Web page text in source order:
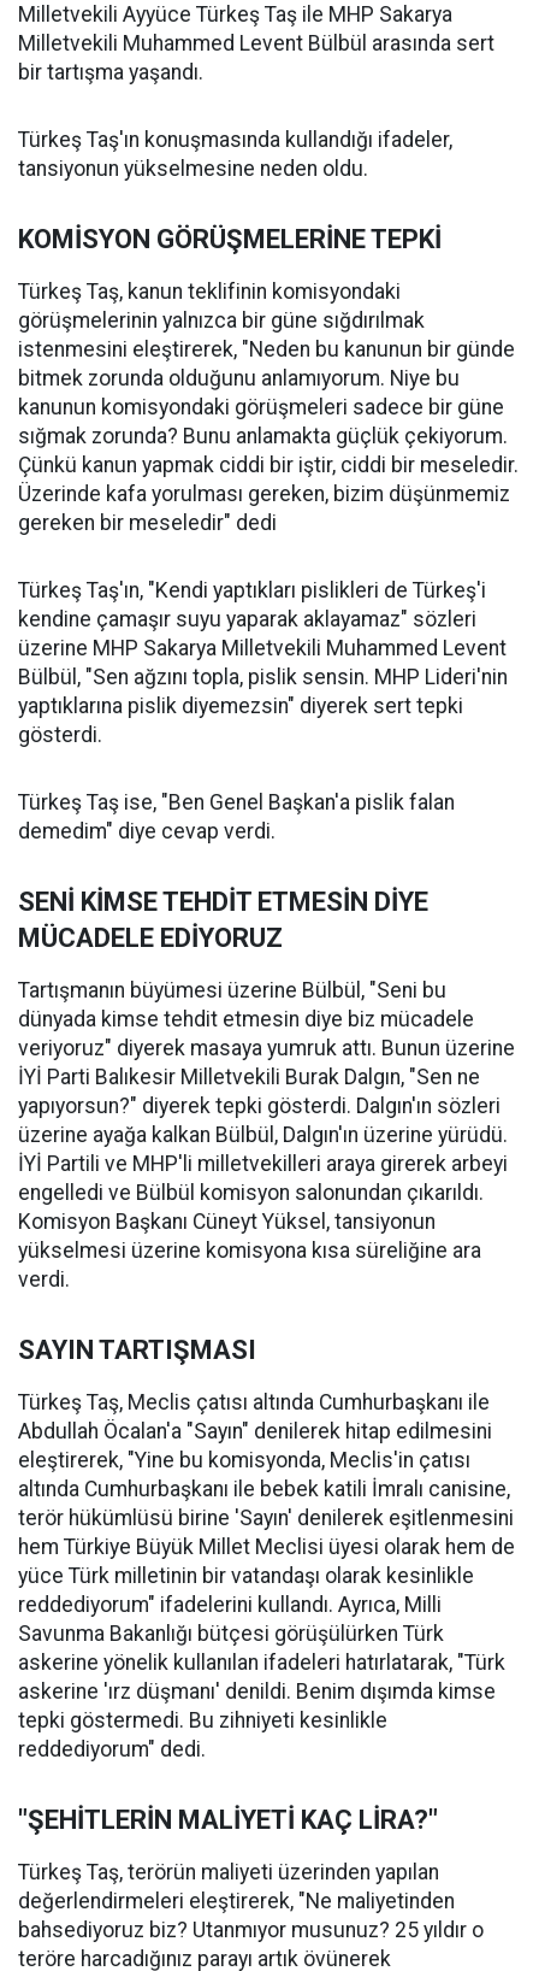
Milletvekili Ayyüce Türkeş Taş ile MHP Sakarya
Milletvekili Muhammed Levent Bülbül arasında sert
bir tartışma yaşandı.
Türkeş Taş'ın konuşmasında kullandığı ifadeler,
tansiyonun yükselmesine neden oldu.
KOMİSYON GÖRÜŞMELERİNE TEPKİ
Türkeş Taş, kanun teklifinin komisyondaki
görüşmelerinin yalnızca bir güne sığdırılmak
istenmesini eleştirerek, "Neden bu kanunun bir günde
bitmek zorunda olduğunu anlamıyorum. Niye bu
kanunun komisyondaki görüşmeleri sadece bir güne
sığmak zorunda? Bunu anlamakta güçlük çekiyorum.
Çünkü kanun yapmak ciddi bir iştir, ciddi bir meseledir.
Üzerinde kafa yorulması gereken, bizim düşünmemiz
gereken bir meseledir" dedi
Türkeş Taş'ın, "Kendi yaptıkları pislikleri de Türkeş'i
kendine çamaşır suyu yaparak aklayamaz" sözleri
üzerine MHP Sakarya Milletvekili Muhammed Levent
Bülbül, "Sen ağzını topla, pislik sensin. MHP Lideri'nin
yaptıklarına pislik diyemezsin" diyerek sert tepki
gösterdi.
Türkeş Taş ise, "Ben Genel Başkan'a pislik falan
demedim" diye cevap verdi.
SENİ KİMSE TEHDİT ETMESİN DİYE
MÜCADELE EDİYORUZ
Tartışmanın büyümesi üzerine Bülbül, "Seni bu
dünyada kimse tehdit etmesin diye biz mücadele
veriyoruz" diyerek masaya yumruk attı. Bunun üzerine
İYİ Parti Balıkesir Milletvekili Burak Dalgın, "Sen ne
yapıyorsun?" diyerek tepki gösterdi. Dalgın'ın sözleri
üzerine ayağa kalkan Bülbül, Dalgın'ın üzerine yürüdü.
İYİ Partili ve MHP'li milletvekilleri araya girerek arbeyi
engelledi ve Bülbül komisyon salonundan çıkarıldı.
Komisyon Başkanı Cüneyt Yüksel, tansiyonun
yükselmesi üzerine komisyona kısa süreliğine ara
verdi.
SAYIN TARTIŞMASI
Türkeş Taş, Meclis çatısı altında Cumhurbaşkanı ile
Abdullah Öcalan'a "Sayın" denilerek hitap edilmesini
eleştirerek, "Yine bu komisyonda, Meclis'in çatısı
altında Cumhurbaşkanı ile bebek katili İmralı canisine,
terör hükümlüsü birine 'Sayın' denilerek eşitlenmesini
hem Türkiye Büyük Millet Meclisi üyesi olarak hem de
yüce Türk milletinin bir vatandaşı olarak kesinlikle
reddediyorum" ifadelerini kullandı. Ayrıca, Milli
Savunma Bakanlığı bütçesi görüşülürken Türk
askerine yönelik kullanılan ifadeleri hatırlatarak, "Türk
askerine 'ırz düşmanı' denildi. Benim dışımda kimse
tepki göstermedi. Bu zihniyeti kesinlikle
reddediyorum" dedi.
"ŞEHİTLERİN MALİYETİ KAÇ LİRA?"
Türkeş Taş, terörün maliyeti üzerinden yapılan
değerlendirmeleri eleştirerek, "Ne maliyetinden
bahsediyoruz biz? Utanmıyor musunuz? 25 yıldır o
teröre harcadığınız parayı artık övünerek